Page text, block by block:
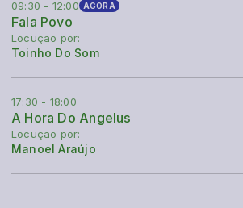
09:30 - 12:00 AGORA
Fala Povo
Locução por:
Toinho Do Som
17:30 - 18:00
A Hora Do Angelus
Locução por:
Manoel Araújo